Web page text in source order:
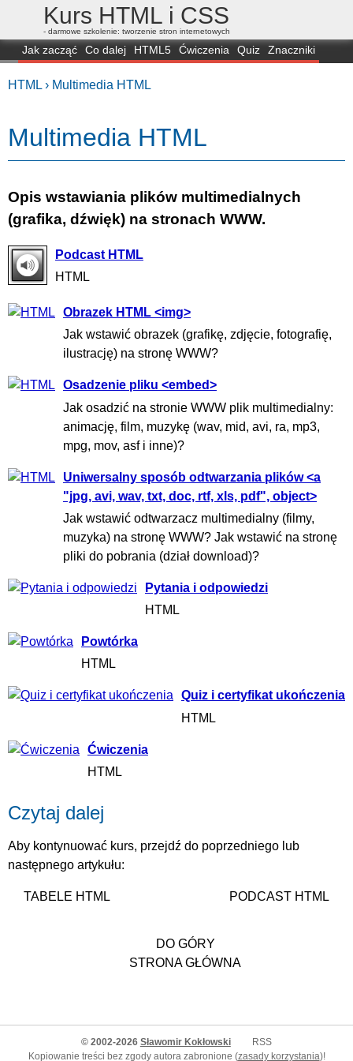
Kurs HTML i CSS
- darmowe szkolenie: tworzenie stron internetowych
Jak zacząć Co dalej HTML5 Ćwiczenia Quiz
Znaczniki
HTML › Multimedia HTML
Multimedia HTML
Opis wstawiania plików multimedialnych
(grafika, dźwięk) na stronach WWW.
Podcast HTML
HTML
Obrazek HTML <img>
Jak wstawić obrazek (grafikę, zdjęcie, fotografię,
ilustrację) na stronę WWW?
Osadzenie pliku <embed>
Jak osadzić na stronie WWW plik multimedialny:
animację, film, muzykę (wav, mid, avi, ra, mp3,
mpg, mov, asf i inne)?
Uniwersalny sposób odtwarzania plików <a
"jpg, avi, wav, txt, doc, rtf, xls, pdf", object>
Jak wstawić odtwarzacz multimedialny (filmy,
muzyka) na stronę WWW? Jak wstawić na stronę
pliki do pobrania (dział download)?
Pytania i odpowiedzi
HTML
Powtórka
HTML
Quiz i certyfikat ukończenia
HTML
Ćwiczenia
HTML
Czytaj dalej
Aby kontynuować kurs, przejdź do poprzedniego lub
następnego artykułu:
TABELE HTML PODCAST HTML
DO GÓRY
STRONA GŁÓWNA
© 2002-2026 Sławomir Kokłowski
RSS
Kopiowanie treści bez zgody autora zabronione (zasady korzystania)!